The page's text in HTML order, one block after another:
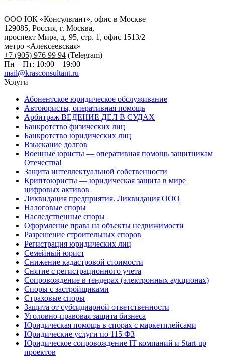
ООО ЮК «Консультант», офис в Москве
129085, Россия, г. Москва,
проспект Мира, д. 95, стр. 1, офис 1513/2
метро «Алексеевская»
+7 (905) 976 99 94 (Telegram)
Пн – Пт: 10:00 – 19:00
mail@krasconsultant.ru
Услуги
Абонентское юридическое обслуживание
Автоюристы, оперативная помощь
Арбитраж ВЕДЕНИЕ ДЕЛ В СУДАХ
Банкротство физических лиц
Банкротство юридических лиц
Взыскание долгов
Военные юристы — оперативная помощь защитникам
Отечества!
Защита интеллектуальной собственности
Криптоюристы — юридическая защита в мире
цифровых активов
Ликвидация предприятия. Ликвидация ООО
Налоговые споры
Наследственные споры
Оформление права на объекты недвижимости
Разрешение строительных споров
Регистрация юридических лиц
Семейный юрист
Снижение кадастровой стоимости
Снятие с регистрационного учета
Сопровождение в тендерах (электронных аукционах)
Споры с застройщиками
Страховые споры
Защита от субсидиарной ответственности
Уголовно-правовая защита бизнеса
Юридическая помощь в спорах с маркетплейсами
Юридические услуги по 115 ФЗ
Юридическое сопровождение IT компаний и Start-up
проектов